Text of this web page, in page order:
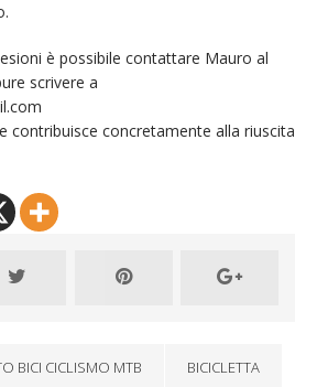
è possibile contattare Mauro al
scrivere a
contribuisce concretamente alla riuscita
BICI CICLISMO MTB BICICLETTA